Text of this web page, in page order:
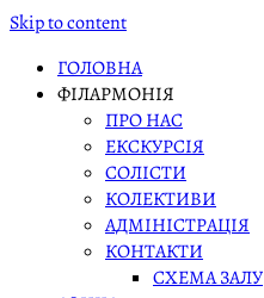
Skip to content
ГОЛОВНА
ФІЛАРМОНІЯ
ПРО НАС
ЕКСКУРСІЯ
СОЛІСТИ
КОЛЕКТИВИ
АДМІНІСТРАЦІЯ
КОНТАКТИ
СХЕМА ЗАЛУ